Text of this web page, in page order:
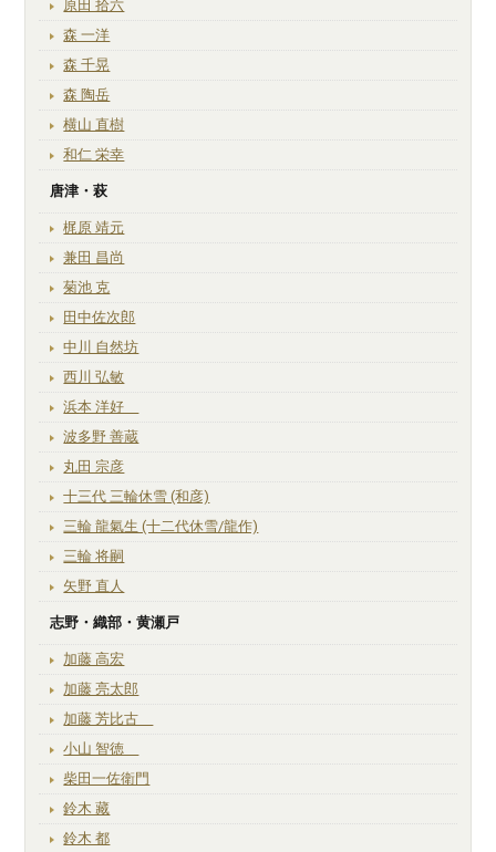
原田 拾六
森 一洋
森 千晃
森 陶岳
横山 直樹
和仁 栄幸
唐津・萩
梶原 靖元
兼田 昌尚
菊池 克
田中佐次郎
中川 自然坊
西川 弘敏
浜本 洋好
波多野 善蔵
丸田 宗彦
十三代 三輪休雪 (和彦)
三輪 龍氣生 (十二代休雪/龍作)
三輪 将嗣
矢野 直人
志野・織部・黄瀬戸
加藤 高宏
加藤 亮太郎
加藤 芳比古
小山 智徳
柴田一佐衛門
鈴木 藏
鈴木 都